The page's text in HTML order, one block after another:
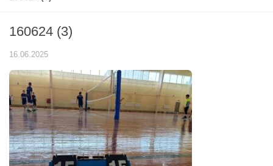
160624 (3)
16.06.2025